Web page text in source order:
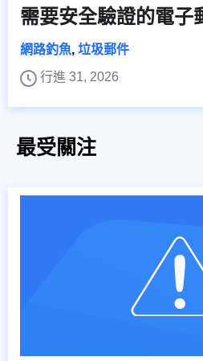
需要安全驗證的電子
網路釣魚, 垃圾郵件
行進 31, 2026
最受關注